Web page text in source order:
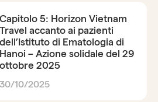
Capitolo 5: Horizon Vietnam
Travel accanto ai pazienti
dell’Istituto di Ematologia di
Hanoi – Azione solidale del 29
ottobre 2025
30/10/2025